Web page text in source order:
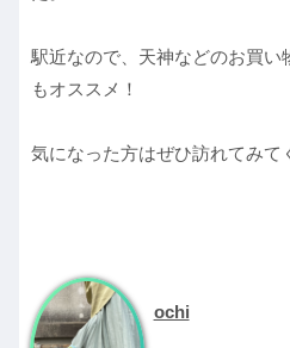
駅近なので、天神などのお買い
もオススメ！
気になった方はぜひ訪れてみて
ochi